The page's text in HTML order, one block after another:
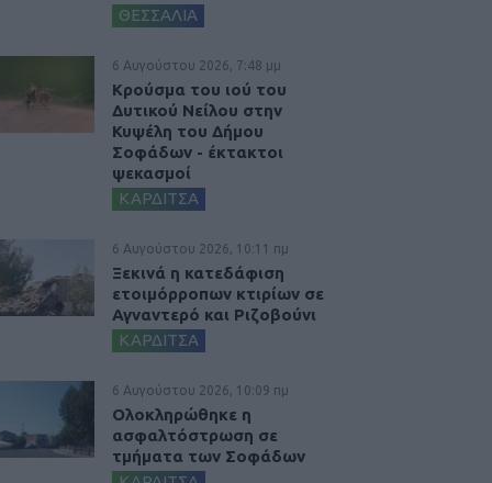
ΘΕΣΣΑΛΙΑ
6 Αυγούστου 2026, 7:48 μμ
Κρούσμα του ιού του
Δυτικού Νείλου στην
Κυψέλη του Δήμου
Σοφάδων - έκτακτοι
ψεκασμοί
ΚΑΡΔΙΤΣΑ
6 Αυγούστου 2026, 10:11 πμ
Ξεκινά η κατεδάφιση
ετοιμόρροπων κτιρίων σε
Αγναντερό και Ριζοβούνι
ΚΑΡΔΙΤΣΑ
6 Αυγούστου 2026, 10:09 πμ
Ολοκληρώθηκε η
ασφαλτόστρωση σε
τμήματα των Σοφάδων